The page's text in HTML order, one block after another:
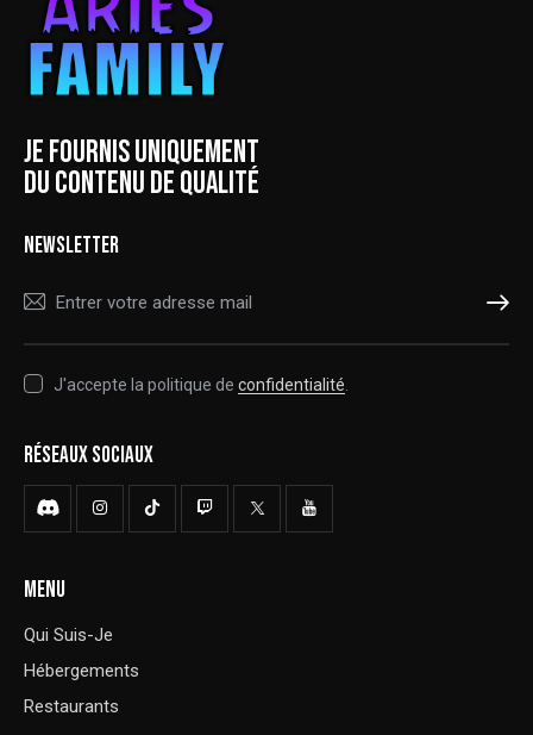
JE FOURNIS UNIQUEMENT
DU CONTENU DE QUALITÉ
NEWSLETTER
S'ABONNER
J'accepte la politique de confidentialité
RÉSEAUX SOCIAUX
MENU
Qui Suis-Je
Hébergements
Restaurants